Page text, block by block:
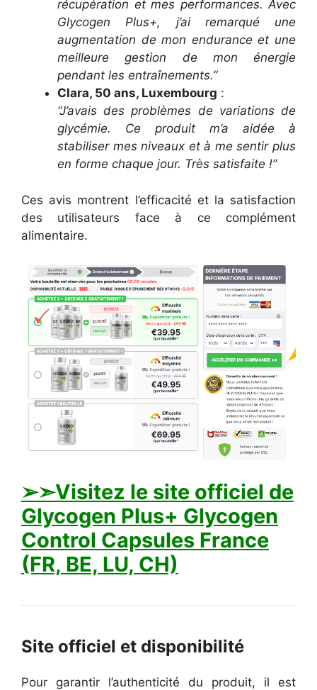
récupération et mes performances. Avec
Glycogen Plus+, j’ai remarqué une
augmentation de mon endurance et une
meilleure gestion de mon énergie
pendant les entraînements.”
Clara, 50 ans, Luxembourg :
“J’avais des problèmes de variations de
glycémie. Ce produit m’a aidée à
stabiliser mes niveaux et à me sentir plus
en forme chaque jour. Très satisfaite !”
Ces avis montrent l’efficacité et la satisfaction
des utilisateurs face à ce complément
alimentaire.
➢➣Visitez le site officiel de
Glycogen Plus+ Glycogen
Control Capsules France
(FR, BE, LU, CH)
Site officiel et disponibilité
Pour garantir l’authenticité du produit, il est